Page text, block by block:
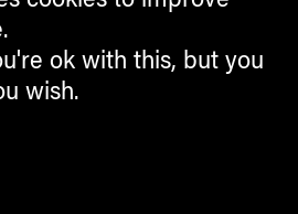
ok with this, but you
wish.